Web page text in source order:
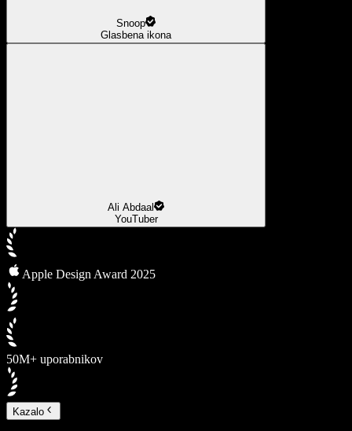
Snoop
Glasbena ikona
Ali Abdaal
YouTuber
Apple Design Award 2025
50M+ uporabnikov
Kazalo